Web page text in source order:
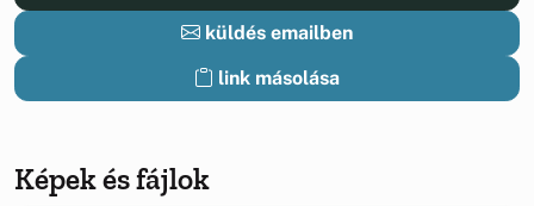
küldés emailben
link másolása
Képek és fájlok